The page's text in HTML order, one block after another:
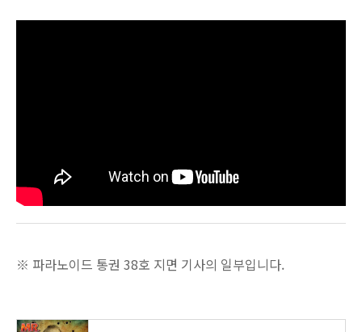
※ 파라노이드 통권 38호 지면 기사의 일부입니다.